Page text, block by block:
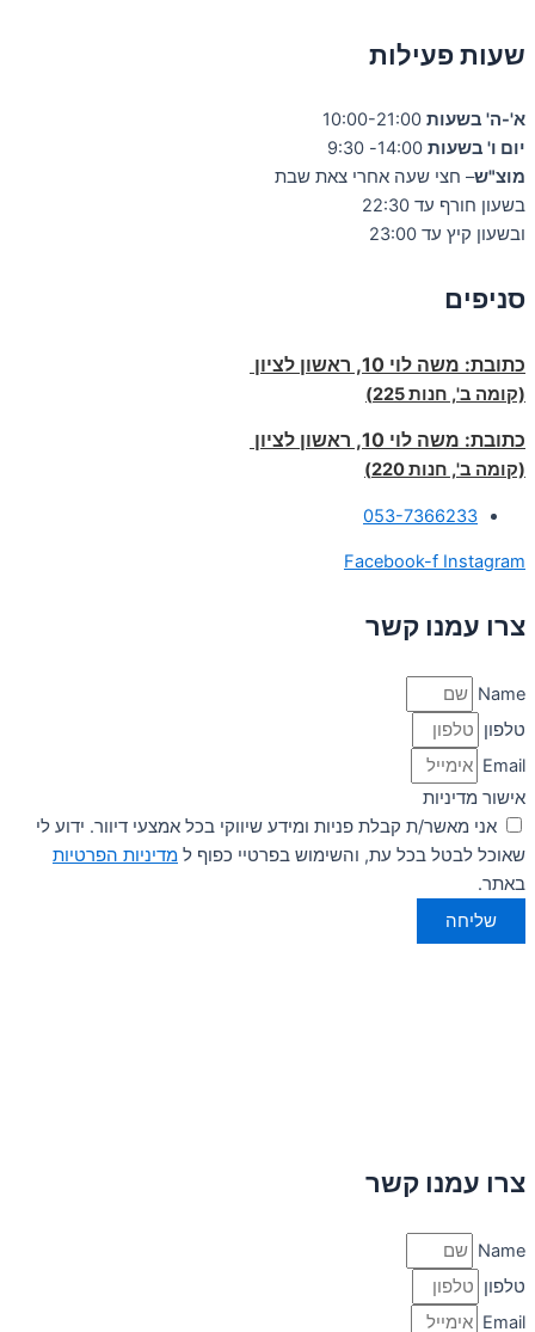
שעות פעילות
א'-ה' בשעות
יום ו' בשעות
מוצ"ש– חצי שעה אחרי צאת שבת
בשעון חורף עד 22:30
ובשעון קיץ עד 23:00
סניפים
כתובת: משה לוי 10, ראשון לציון
(קומה ב', חנות 225)
כתובת: משה לוי 10, ראשון לציון
(קומה ב', חנות 220)
053-7366233
Facebook-f Instagram
צרו עמנו קשר
Name
טלפון
Email
אישור מדיניות
אני מאשר/ת קבלת פניות ומידע שיווקי בכל אמצעי דיוור. ידוע לי
שאוכל לבטל בכל עת, והשימוש בפרטיי כפוף ל מדיניות הפרטיות
באתר.
שליחה
צרו עמנו קשר
Name
טלפון
Email